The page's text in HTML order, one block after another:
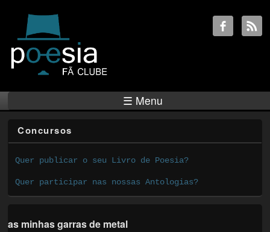
☰ Menu
Concursos
Quer publicar o seu Livro de Poesia?
Quer participar nas nossas Antologias?
as minhas garras de metal